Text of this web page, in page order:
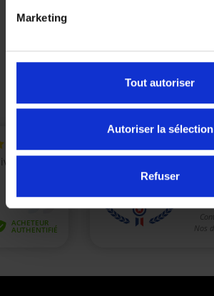
Marketing
Tout autoriser
Autoriser la sélection
Refuser